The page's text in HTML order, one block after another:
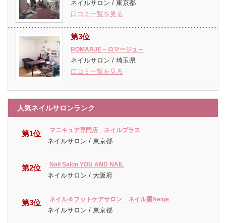
ネイルサロン / 東京都
口コミ一覧を見る
第3位
ROMARJE～ロマージュ～
ネイルサロン / 埼玉県
口コミ一覧を見る
人気ネイルサロンランク
第1位 マニキュア専門店 ネイルプラス
ネイルサロン / 東京都
第2位 Nail Salon YOU AND NAIL
ネイルサロン / 大阪府
第3位 ネイル＆フットケアサロン ネイル屋Neige
ネイルサロン / 東京都